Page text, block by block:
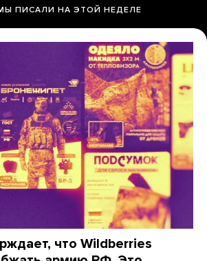
ПИСАЛИ НА ЭТОЙ НЕДЕЛЕ
что Wildberries